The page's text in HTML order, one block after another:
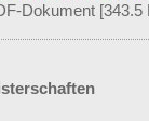
Dokument [343.5